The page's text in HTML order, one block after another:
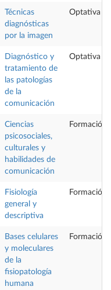
Técnicas
diagnósticas
por la imagen
Optativa
Diagnóstico y
tratamiento de
las patologías
de la
comunicación
Optativa
Ciencias
psicosociales,
culturales y
habilidades de
comunicación
Formación
Fisiología
general y
descriptiva
Formación
Bases celulares
y moleculares
de la
fisiopatología
humana
Formación